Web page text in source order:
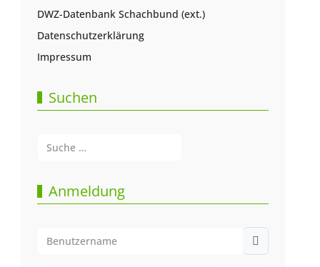
DWZ-Datenbank Schachbund (ext.)
Datenschutzerklärung
Impressum
Suchen
Anmeldung